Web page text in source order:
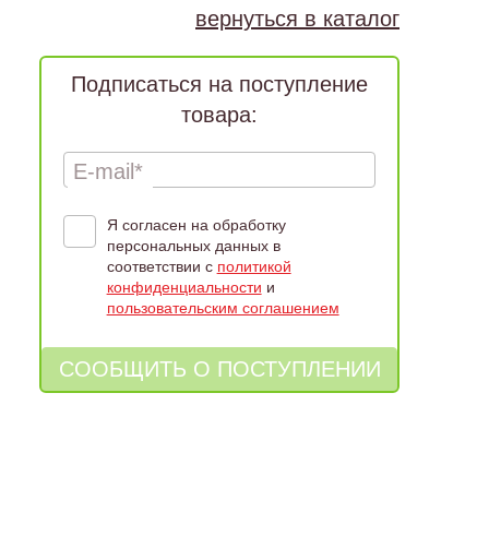
вернуться в каталог
Подписаться на поступление
товара:
E-mail*
Я согласен на обработку
персональных данных в
соответствии с политикой
конфиденциальности и
пользовательским соглашением